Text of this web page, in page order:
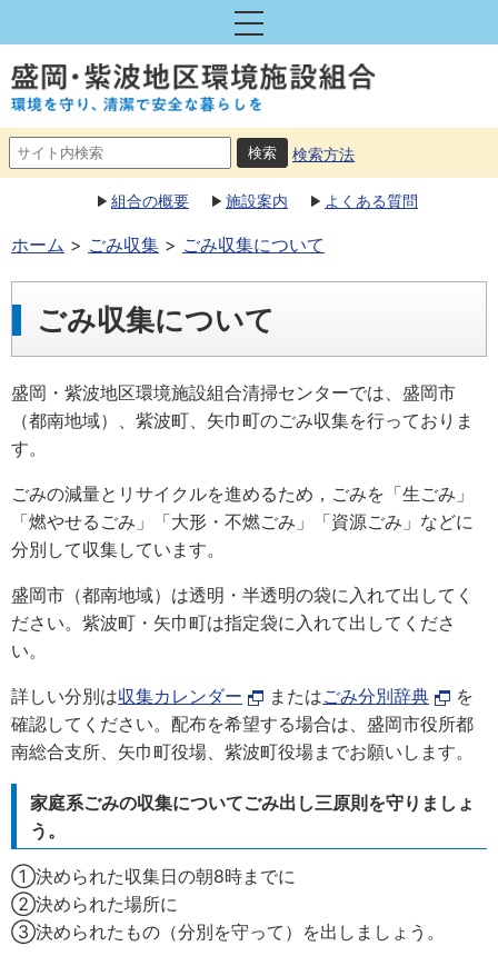
検索方法
組合の概要 施設案内 よくある質問
ホーム ごみ収集 ごみ収集について
ごみ収集について
盛岡・紫波地区環境施設組合清掃センターでは、盛岡市
（都南地域）、紫波町、矢巾町のごみ収集を行っておりま
す。
ごみの減量とリサイクルを進めるため，ごみを「生ごみ」
「燃やせるごみ」「大形・不燃ごみ」「資源ごみ」などに
分別して収集しています。
盛岡市（都南地域）は透明・半透明の袋に入れて出してく
ださい。紫波町・矢巾町は指定袋に入れて出してくださ
い。
詳しい分別は収集カレンダー またはごみ分別辞典
を
確認してください。配布を希望する場合は、盛岡市役所都
南総合支所、矢巾町役場、紫波町役場までお願いします。
家庭系ごみの収集についてごみ出し三原則を守りましょ
う。
①決められた収集日の朝8時までに
②決められた場所に
③決められたもの（分別を守って）を出しましょう。